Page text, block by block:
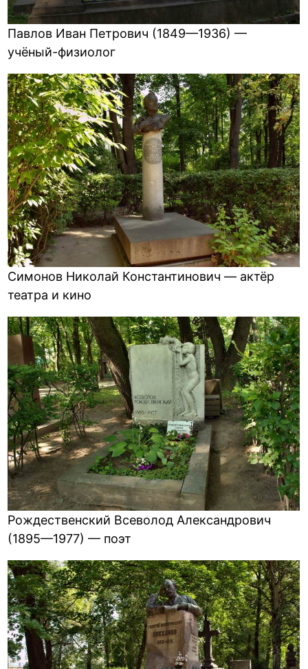
Павлов Иван Петрович (1849—1936) —
учёный-физиолог
Симонов Николай Константинович — актёр
театра и кино
Рождественский Всеволод Александрович
(1895—1977) — поэт